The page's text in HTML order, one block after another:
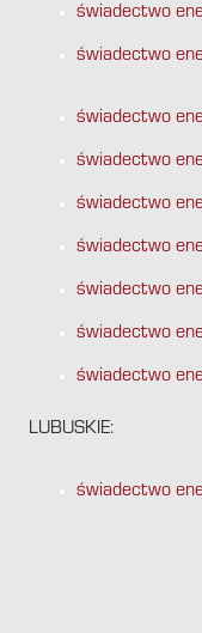
świadectwo
świadectwo
świadectwo
świadectwo
świadectwo
świadectwo
świadectwo
świadectwo
świadectwo
LUBUSKIE:
świadectwo